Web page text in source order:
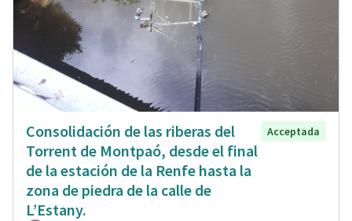
Consolidación de las riberas del
Torrent de Montpaó, desde el final
de la estación de la Renfe hasta la
zona de piedra de la calle de
L’Estany.
Acceptada